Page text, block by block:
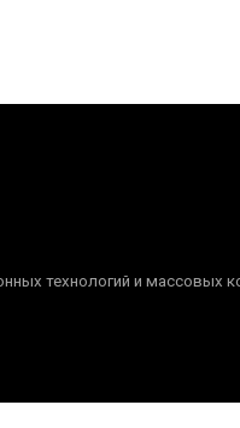
технологий и массовых